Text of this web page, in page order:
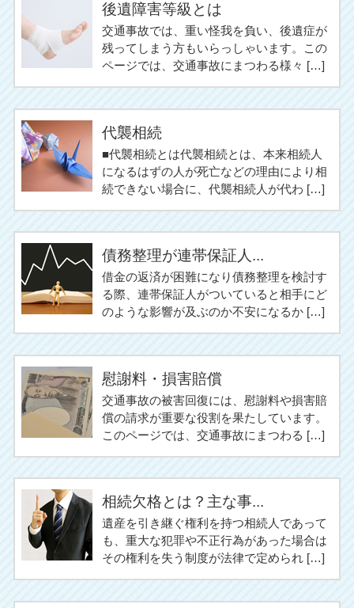
後遺障害等級とは
交通事故では、重い怪我を負い、後遺症が
残ってしまう方もいらっしゃいます。この
ページでは、交通事故にまつわる様々 […]
代襲相続
■代襲相続とは代襲相続とは、本来相続人
になるはずの人が死亡などの理由により相
続できない場合に、代襲相続人が代わ […]
債務整理が連帯保証人...
借金の返済が困難になり債務整理を検討す
る際、連帯保証人がついていると相手にど
のような影響が及ぶのか不安になるか […]
慰謝料・損害賠償
交通事故の被害回復には、慰謝料や損害賠
償の請求が重要な役割を果たしています。
このページでは、交通事故にまつわる […]
相続欠格とは？主な事...
遺産を引き継ぐ権利を持つ相続人であって
も、重大な犯罪や不正行為があった場合は
その権利を失う制度が法律で定められ […]